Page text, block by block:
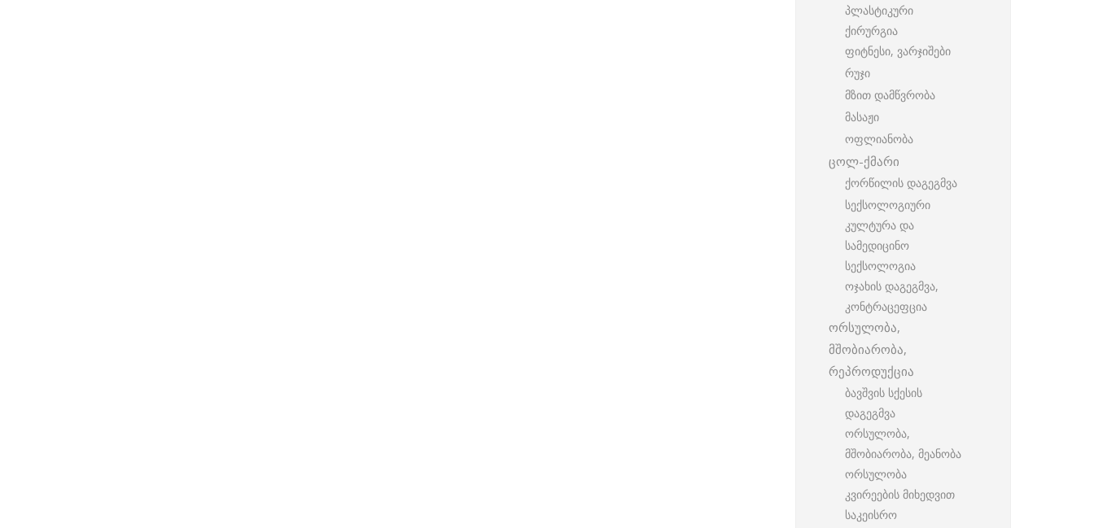
პლასტიკური
ქირურგია
ფიტნესი, ვარჯიშები
რუჯი
მზით დამწვრობა
მასაჟი
ოფლიანობა
ცოლ-ქმარი
ქორწილის დაგეგმვა
სექსოლოგიური
კულტურა და
სამედიცინო
სექსოლოგია
ოჯახის დაგეგმვა,
კონტრაცეფცია
ორსულობა,
მშობიარობა,
რეპროდუქცია
ბავშვის სქესის
დაგეგმვა
ორსულობა,
მშობიარობა, მეანობა
ორსულობა
კვირეების მიხედვით
საკეისრო